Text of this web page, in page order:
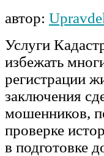
автор:
Услуги
избежать
регистрации
заключения
мошенников,
проверке
в подготовке